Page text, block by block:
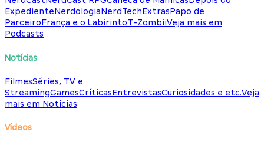
ExpedienteNerdologiaNerdTechExtrasPapo de
ParceiroFrança e o LabirintoT-ZombiiVeja mais em
Podcasts
Notícias
FilmesSéries, TV e
StreamingGamesCríticasEntrevistasCuriosidades e etc.Veja
mais em Notícias
Vídeos